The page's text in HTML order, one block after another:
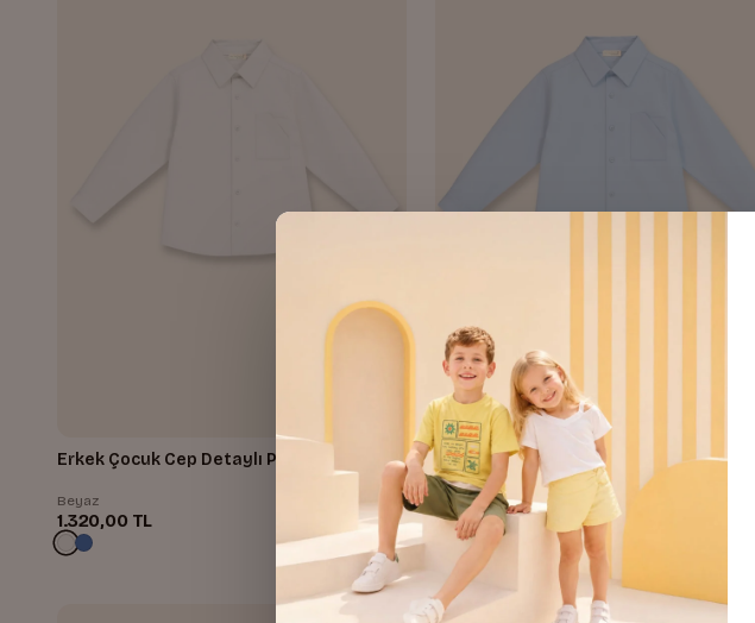
Erkek Çocuk Cep Detaylı Poplin Gömlek
Beyaz
1.320,00 TL
Erkek Çocuk Cep Detaylı Poplin Gömlek
Mavi
1.320,00 TL